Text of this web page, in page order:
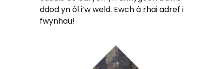
ddod yn ôl i’w weld. Ewch â rhai adref i
fwynhau!